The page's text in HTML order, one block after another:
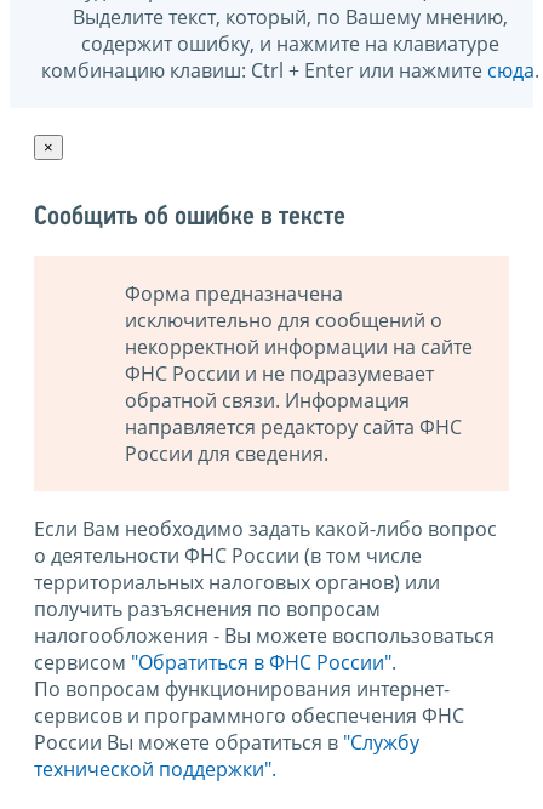
Выделите текст, который, по Вашему мнению,
содержит ошибку, и нажмите на клавиатуре
комбинацию клавиш: Ctrl + Enter или нажмите сюда.
×
Сообщить об ошибке в тексте
Форма предназначена
исключительно для сообщений о
некорректной информации на сайте
ФНС России и не подразумевает
обратной связи. Информация
направляется редактору сайта ФНС
России для сведения.
Если Вам необходимо задать какой-либо вопрос
о деятельности ФНС России (в том числе
территориальных налоговых органов) или
получить разъяснения по вопросам
налогообложения - Вы можете воспользоваться
сервисом "Обратиться в ФНС России".
По вопросам функционирования интернет-
сервисов и программного обеспечения ФНС
России Вы можете обратиться в "Службу
технической поддержки".